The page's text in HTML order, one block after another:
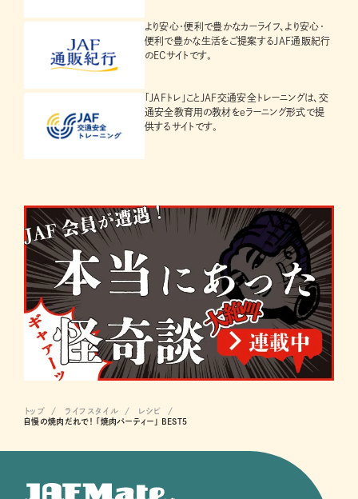
より安心・便利で豊かなカーライフ、より安心・
便利で豊かな生活をご提案するJAF通販紀行
のECサイトです。
「JAFトレ」ことJAF交通安全トレーニングは、交
通安全教育用の教材をeラーニング形式で提
供するサイトです。
トップ ライフスタイル
レシピ
自慢の焼肉だれで！ 「焼肉パーティー」 BEST５